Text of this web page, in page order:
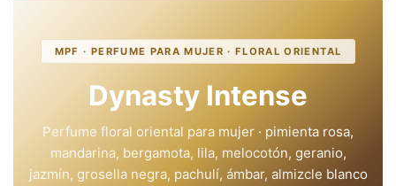
MPF · PERFUME PARA MUJER · FLORAL ORIENTAL
Dynasty Intense
Perfume floral oriental para mujer · pimienta rosa,
mandarina, bergamota, lila, melocotón, geranio,
jazmín, grosella negra, pachulí, ámbar, almizcle blanco